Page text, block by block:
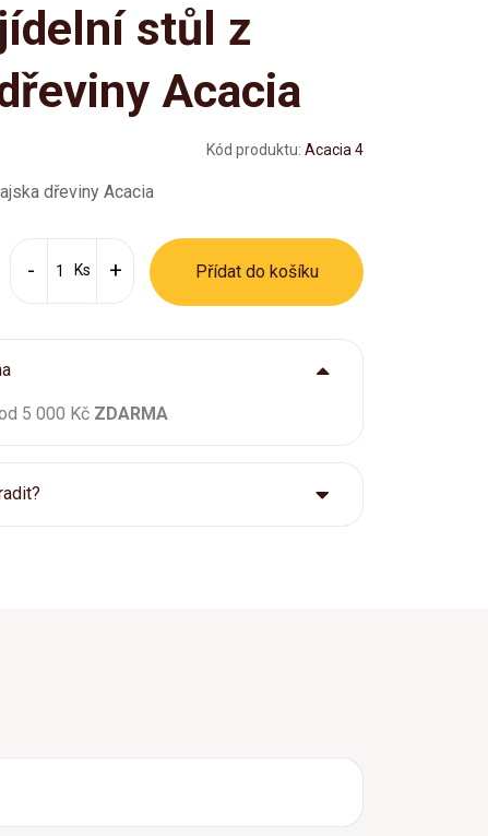
stůl z
Acacia
Kód produktu: Acacia 4
dřeviny Acacia
Ks Přídat do košíku
5 000 Kč ZDARMA